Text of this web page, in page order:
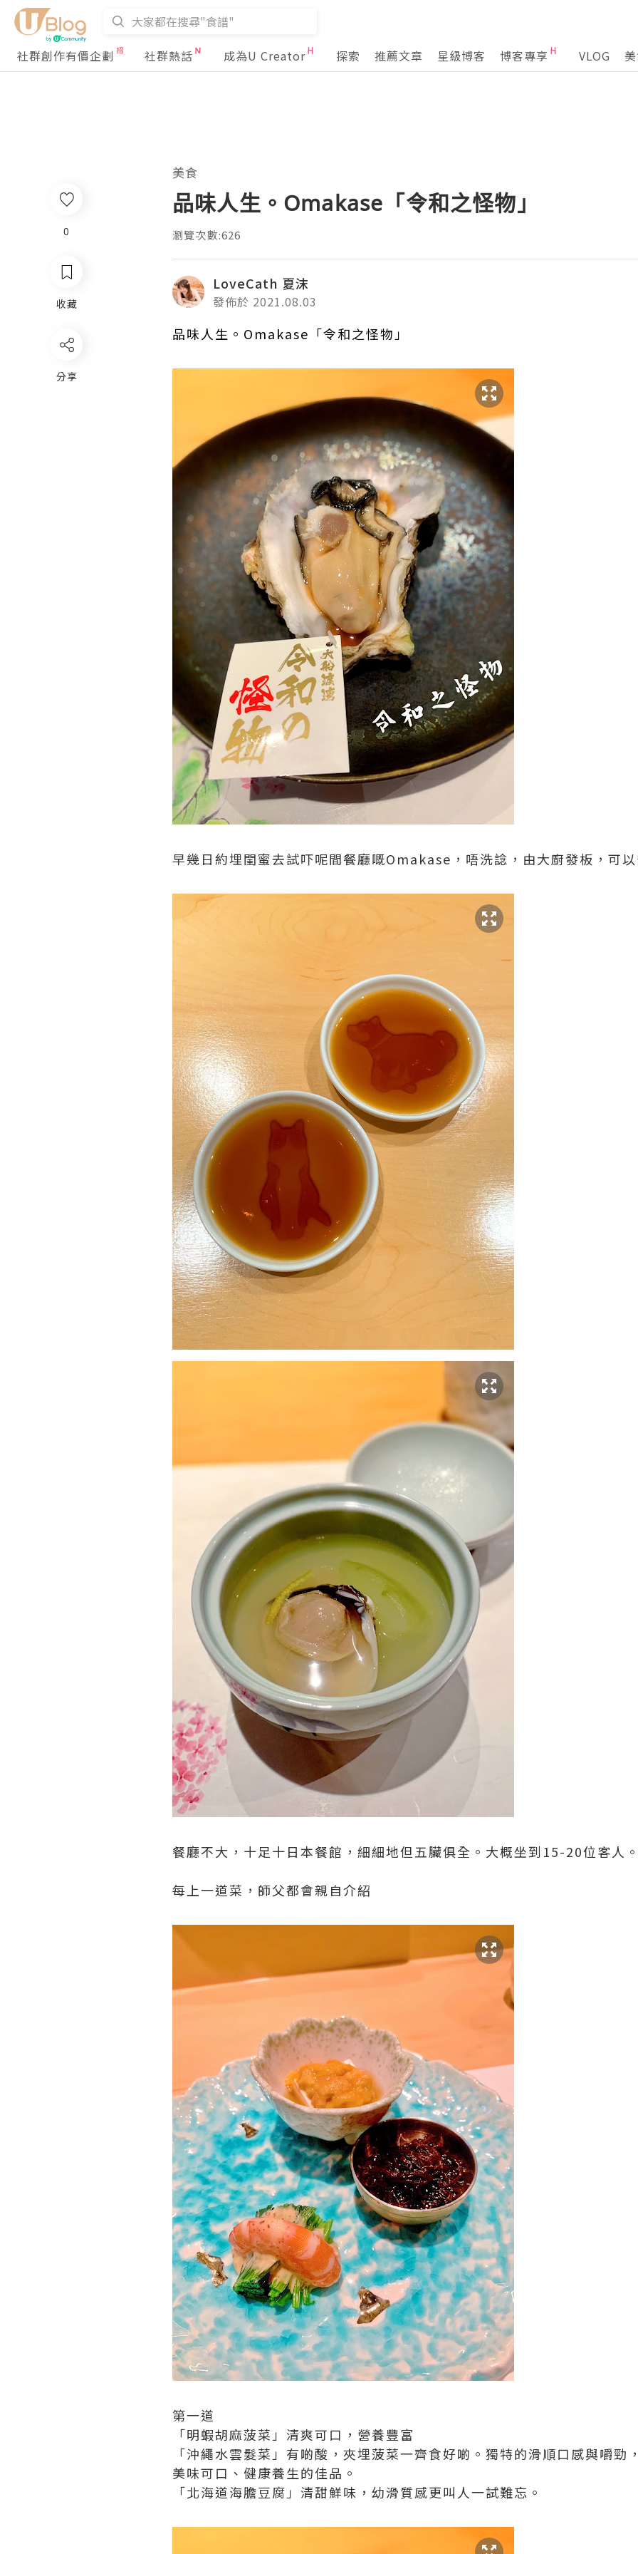
社群創作有價企劃
社群熱話 成為U Creator 探索 推薦文章 星級博客 博客專享 VLOG
0
收藏
分享
美食
品味人生。Omakase「令和之怪物」
瀏覽次數:626
LoveCath 夏沫
發佈於 2021.08.03
品味人生。Omakase「令和之怪物」
早幾日約埋閨蜜去試吓呢間餐廳嘅Omakase，唔洗諗，由大廚發板，可
餐廳不大，十足十日本餐館，細細地但五臟俱全。大概坐到15-20位客人。
每上一道菜，師父都會親自介紹
第一道
「明蝦胡麻菠菜」清爽可口，營養豐富
「沖繩水雲髮菜」有啲酸，夾埋菠菜一齊食好啲。獨特的滑順口感與嚼勁
美味可口、健康養生的佳品。
「北海道海膽豆腐」清甜鮮味，幼滑質感更叫人一試難忘。